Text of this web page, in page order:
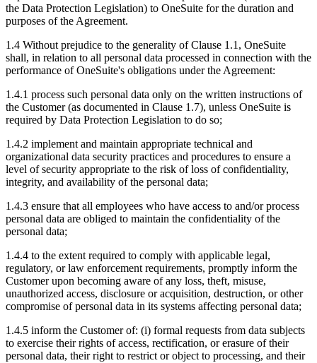
the Data Protection Legislation) to OneSuite for the duration and
purposes of the Agreement.
1.4 Without prejudice to the generality of Clause 1.1, OneSuite
shall, in relation to all personal data processed in connection with the
performance of OneSuite's obligations under the Agreement:
1.4.1 process such personal data only on the written instructions of
the Customer (as documented in Clause 1.7), unless OneSuite is
required by Data Protection Legislation to do so;
1.4.2 implement and maintain appropriate technical and
organizational data security practices and procedures to ensure a
level of security appropriate to the risk of loss of confidentiality,
integrity, and availability of the personal data;
1.4.3 ensure that all employees who have access to and/or process
personal data are obliged to maintain the confidentiality of the
personal data;
1.4.4 to the extent required to comply with applicable legal,
regulatory, or law enforcement requirements, promptly inform the
Customer upon becoming aware of any loss, theft, misuse,
unauthorized access, disclosure or acquisition, destruction, or other
compromise of personal data in its systems affecting personal data;
1.4.5 inform the Customer of: (i) formal requests from data subjects
to exercise their rights of access, rectification, or erasure of their
personal data, their right to restrict or object to processing, and their